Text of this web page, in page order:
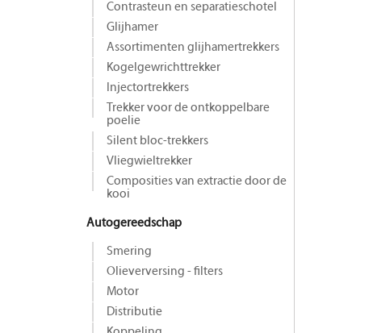
Contrasteun en separatieschotel
Glijhamer
Assortimenten glijhamertrekkers
Kogelgewrichttrekker
Injectortrekkers
Trekker voor de ontkoppelbare
poelie
Silent bloc-trekkers
Vliegwieltrekker
Composities van extractie door de
kooi
Autogereedschap
Smering
Olieverversing - filters
Motor
Distributie